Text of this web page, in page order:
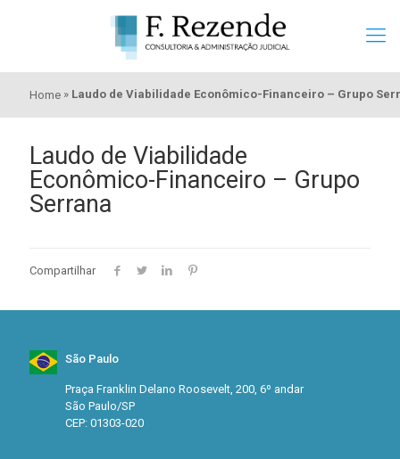
Home » Laudo de Viabilidade Econômico-Financeiro – Grupo
Laudo de Viabilidade
Econômico-Financeiro – Grupo
Serrana
Compartilhar
São Paulo
Praça Franklin Delano Roosevelt, 200, 6º andar
São Paulo/SP
CEP: 01303-020